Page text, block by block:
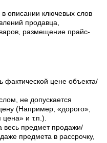
описании ключевых слов
продавца,
размещение прайс-
фактической цене объекта/
не допускается
(Например, «дорого»,
и т.п.).
весь предмет продажи/
предмета в рассрочку,